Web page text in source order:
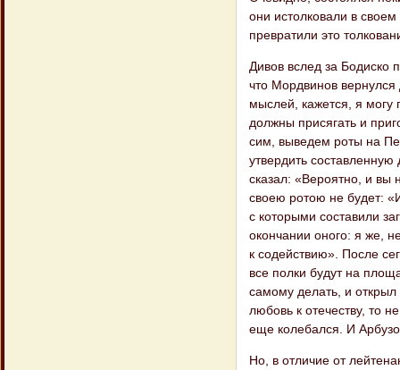
они истолко​вали в
превратили это
Дивов вслед за Бодиско
что Морд​винов
мыслей, кажется, я могу
должны присягать и
сим, выведем роты на
утвердить
сказал: «Вероятно, и вы
своею ротою не будет:
с которыми составили
окончании оного: я же,
к содействию». После
все полки будут на
самому делать, и
любовь к отечеству, то
еще колебался. И
Но, в отличие от